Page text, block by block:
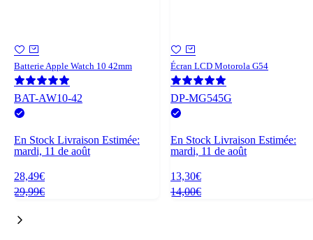
Batterie Apple Watch 10 42mm
BAT-AW10-42
En Stock Livraison Estimée:
mardi, 11 de août
28,49€
29,99€
Écran LCD Motorola G54
DP-MG545G
En Stock Livraison Estimée:
mardi, 11 de août
13,30€
14,00€